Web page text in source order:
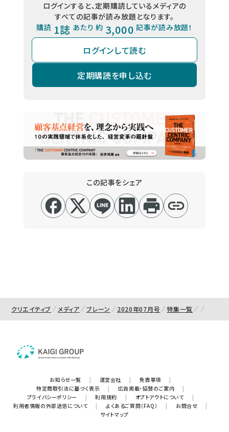
ログインすると、定期購読しているメディアの
すべての記事が読み放題となります。
購読 1誌 あたり 約 3,000 記事が読み放題！
ログインして読む
定期購読を申し込む
この記事をシェア
クリエイティブ メディア ブレーン 2020年07月号 特集一覧
お知らせ一覧 | 運営会社 | 免責事項
|
特定商取引法に基づく表示
| 広告掲載・協賛のご案内
|
プライバシーポリシー
| 利用規約 | オプトアウトについて
|
利用者情報の外部送信について
| よくあるご質問（FAQ） | お問合せ
|
サイトマップ